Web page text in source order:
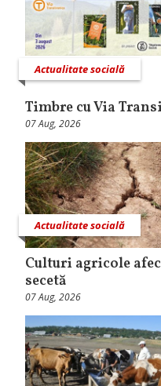
Actualitate socială
Timbre cu Via
07 Aug, 2026
Actualitate socială
Culturi agricole
secetă
07 Aug, 2026